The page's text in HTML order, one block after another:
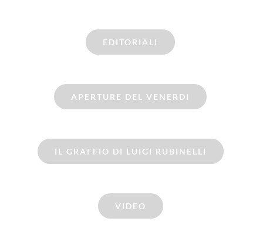
EDITORIALI
APERTURE DEL VENERDI
IL GRAFFIO DI LUIGI RUBINELLI
VIDEO